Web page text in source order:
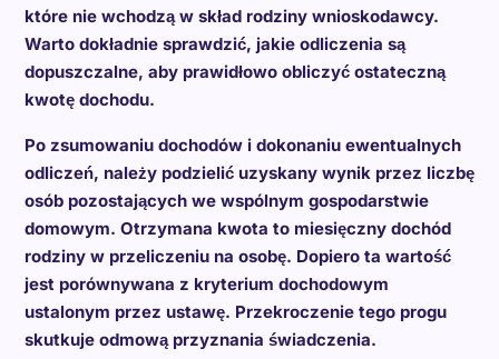
które nie wchodzą w skład rodziny wnioskodawcy.
Warto dokładnie sprawdzić, jakie odliczenia są
dopuszczalne, aby prawidłowo obliczyć ostateczną
kwotę dochodu.
Po zsumowaniu dochodów i dokonaniu ewentualnych
odliczeń, należy podzielić uzyskany wynik przez liczbę
osób pozostających we wspólnym gospodarstwie
domowym. Otrzymana kwota to miesięczny dochód
rodziny w przeliczeniu na osobę. Dopiero ta wartość
jest porównywana z kryterium dochodowym
ustalonym przez ustawę. Przekroczenie tego progu
skutkuje odmową przyznania świadczenia.